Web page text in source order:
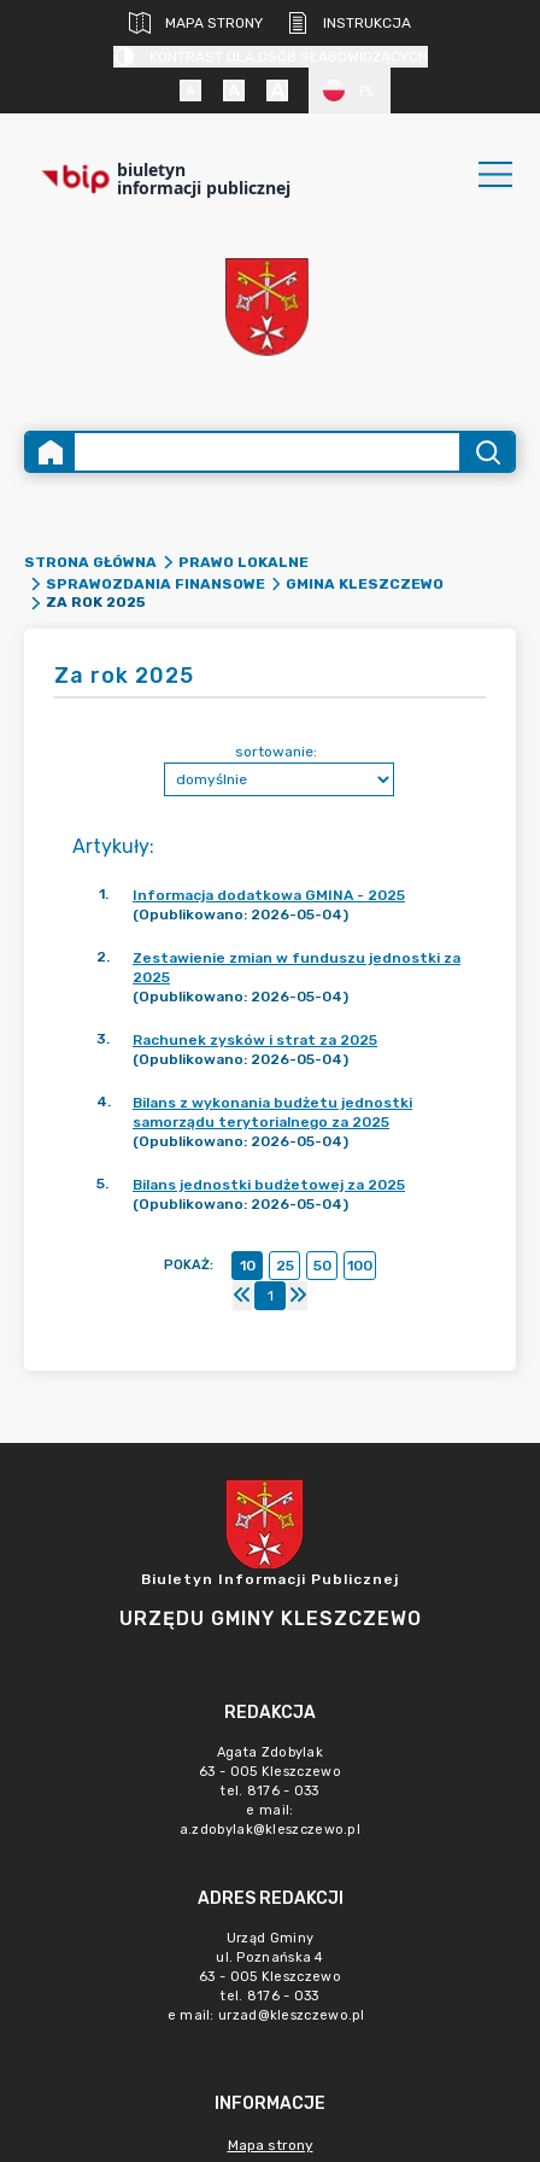
MAPA STRONY
INSTRUKCJA
biuletyn
informacji publicznej
STRONA GŁÓWNA
PRAWO LOKALNE
SPRAWOZDANIA FINANSOWE
GMINA KLESZCZEWO
ZA ROK 2025
Za rok 2025
Artykuły:
sortowanie:
1.
Informacja dodatkowa GMINA - 2025
(Opublikowano: 2026-05-04)
2.
Zestawienie zmian w funduszu jednostki za
2025
(Opublikowano: 2026-05-04)
3.
Rachunek zysków i strat za 2025
(Opublikowano: 2026-05-04)
4.
Bilans z wykonania budżetu jednostki
samorządu terytorialnego za 2025
(Opublikowano: 2026-05-04)
5.
Bilans jednostki budżetowej za 2025
(Opublikowano: 2026-05-04)
POKAŻ: 10 25 50
100
1
Biuletyn Informacji Publicznej
URZĘDU GMINY KLESZCZEWO
REDAKCJA
Agata Zdobylak
63 - 005 Kleszczewo
tel. 8176 - 033
e mail:
a.zdobylak@kleszczewo.pl
ADRES REDAKCJI
Urząd Gminy
ul. Poznańska 4
63 - 005 Kleszczewo
tel. 8176 - 033
e mail: urzad@kleszczewo.pl
INFORMACJE
Mapa strony